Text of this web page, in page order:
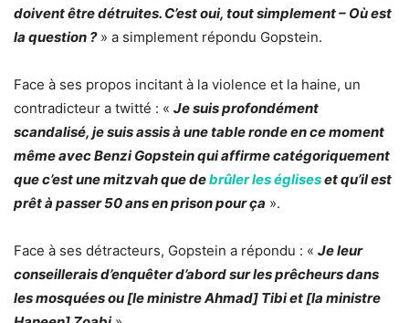
doivent être détruites. C’est oui, tout simplement – Où est
la question ? » a simplement répondu Gopstein.
Face à ses propos incitant à la violence et la haine, un
contradicteur a twitté : « Je suis profondément
scandalisé, je suis assis à une table ronde en ce moment
même avec Benzi Gopstein qui affirme catégoriquement
que c’est une mitzvah que debrûler les égliseset qu’il est
prêt à passer 50 ans en prison pour ça ».
Face à ses détracteurs, Gopstein a répondu : « Je leur
conseillerais d’enquêter d’abord sur les prêcheurs dans
les mosquées ou [le ministre Ahmad] Tibi et [la ministre